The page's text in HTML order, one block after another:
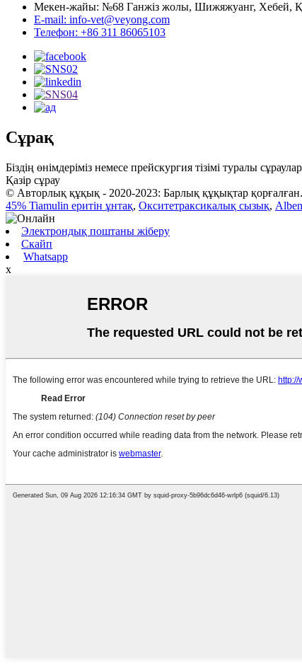
Мекен-жайы: №68 Ганжіз жолы, Шижяжуанг, Хебей,
E-mail: info-vet@veyong.com
Телефон: +86 311 86065103
Сұрақ
Біздің өнімдеріміз немесе прейскургия тізімі туралы
Қазір сұрау
© Авторлық құқық - 2020-2023: Барлық құқықтар қорғалған.
45% Tiamulin еритін ұнтақ, Окситетраксикалық сызық,
Электрондық поштаны жіберу
Скайп
Whatsapp
x